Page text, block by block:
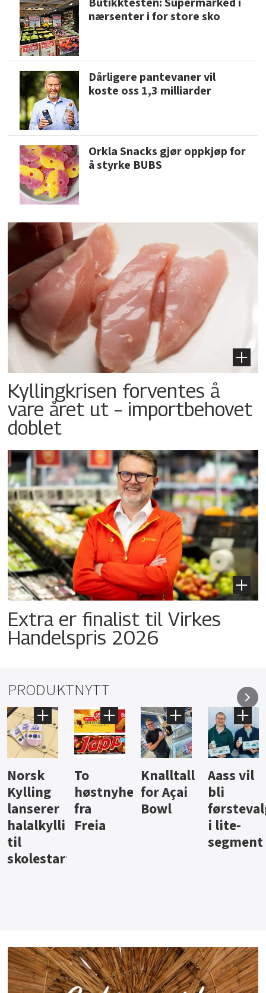
nærsenter i for store sko
Dårligere pantevaner vil
koste oss 1,3 milliarder
Orkla Snacks gjør oppkjøp for
å styrke BUBS
Kyllingkrisen forventes å
vare året ut – importbehovet
doblet
Extra er finalist til Virkes
Handelspris 2026
PRODUKTNYTT
Knalltall
for Açai
Bowl
Aass vil
bli
førstevalg
i lite-
Brus og
jus fra
Berentsen
Hard
iste fra
Hansa